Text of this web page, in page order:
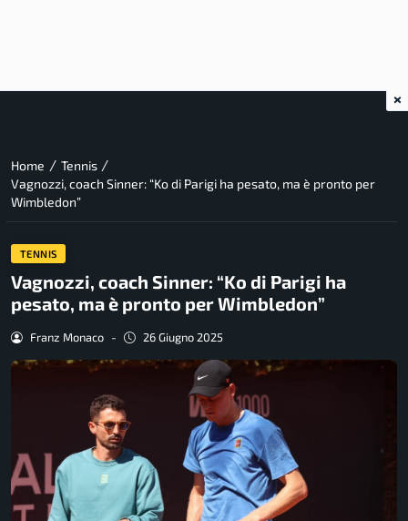
Home / Tennis /
Vagnozzi, coach Sinner: “Ko di Parigi ha pesato, ma è pronto per
Wimbledon”
TENNIS
Vagnozzi, coach Sinner: “Ko di Parigi ha
pesato, ma è pronto per Wimbledon”
Franz Monaco - 26 Giugno 2025
×